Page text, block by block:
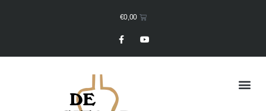
€0,00